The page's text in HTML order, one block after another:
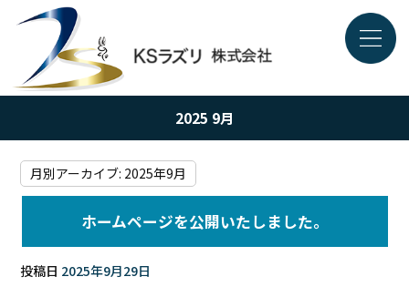
2025 9月
月別アーカイブ: 2025年9月
ホームページを公開いたしました。
投稿日 2025年9月29日